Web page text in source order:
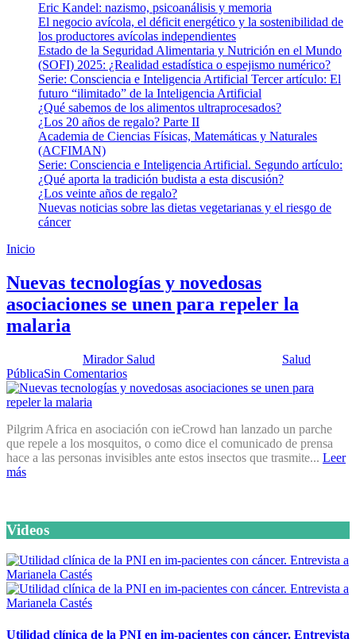
Eric Kandel: nazismo, psicoanálisis y memoria
El negocio avícola, el déficit energético y la sostenibilidad de
los productores avícolas independientes
Estado de la Seguridad Alimentaria y Nutrición en el Mundo
(SOFI) 2025: ¿Realidad estadística o espejismo numérico?
Serie: Consciencia e Inteligencia Artificial Tercer artículo: El
futuro “ilimitado” de la Inteligencia Artificial
¿Qué sabemos de los alimentos ultraprocesados?
¿Los 20 años de regalo? Parte II
Academia de Ciencias Físicas, Matemáticas y Naturales
(ACFIMAN)
Serie: Consciencia e Inteligencia Artificial. Segundo artículo:
¿Qué aporta la tradición budista a esta discusión?
¿Los veinte años de regalo?
Nuevas noticias sobre las dietas vegetarianas y el riesgo de
cáncer
Inicio
Nuevas tecnologías y novedosas
asociaciones se unen para repeler la
malaria
Mirador Salud
Salud
PúblicaSin Comentarios
Pilgrim Africa en asociación con ieCrowd han lanzado un parche
que repele a los mosquitos, o como dice el comunicado de prensa
hace a las personas invisibles ante estos insectos que trasmite... Leer
más
Videos
Utilidad clínica de la PNI en im-pacientes con cáncer. Entrevista